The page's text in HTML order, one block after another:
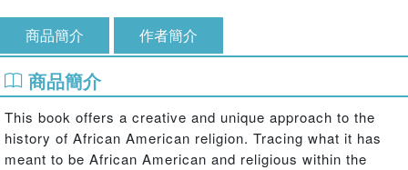
商品簡介 作者簡介
商品簡介
This book offers a creative and unique approach to the
history of African American religion. Tracing what it has
meant to be African American and religious within the